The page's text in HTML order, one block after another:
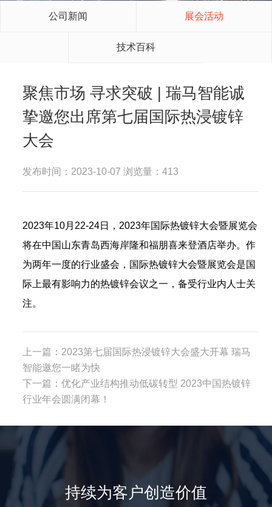
公司新闻 展会活动
技术百科
聚焦市场 寻求突破 | 瑞马智能诚
挚邀您出席第七届国际热浸镀锌
大会
发布时间：2023-10-07 浏览量：413
2023年10月22-24日，2023年国际热镀锌大会暨展览会
将在中国山东青岛西海岸隆和福朋喜来登酒店举办。作
为两年一度的行业盛会，国际热镀锌大会暨展览会是国
际上最有影响力的热镀锌会议之一，备受行业内人士关
注。
上一篇： 2023第七届国际热浸镀锌大会盛大开幕 瑞马
智能邀您一睹为快
下一篇：优化产业结构推动低碳转型 2023中国热镀锌
行业年会圆满闭幕！
持续为客户创造价值